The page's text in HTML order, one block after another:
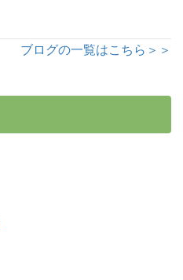
ブログの一覧はこちら＞＞